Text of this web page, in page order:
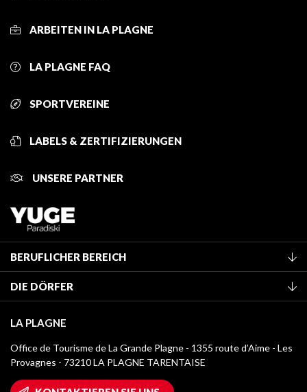
ARBEITEN IN LA PLAGNE
LA PLAGNE FAQ
SPORTVEREINE
LABELS & ZERTIFIZIERUNGEN
UNSERE PARTNER
BERUFLICHER BEREICH
Mitglied des Fremdenverkehrsamtes werden
Klassifizierung von Möbeln
Kurtaxe
Mediathek
Logos La Plagne
Wifi-Zugang
DIE DÖRFER
Champagny-en-Vanoise
Montchavin - Les Coches
LA PLAGNE
Office de Tourisme de La Grande Plagne - 1355 route d’Aime - Les
Provagnes - 73210 LA PLAGNE TARENTAISE